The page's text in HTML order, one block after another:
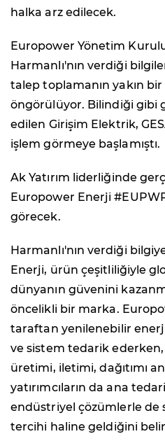
halka arz edilecek.
Europower Yönetim
Harmanlı'nın verdiği
talep toplamanın yakın
öngörülüyor. Bilindiği gibi
edilen Girişim Elektrik,
işlem görmeye başlamıştı.
Ak Yatırım liderliğinde
Europower Enerji
görecek.
Harmanlı'nın verdiği
Enerji, ürün çeşitliliğiyle
dünyanın güvenini
öncelikli bir marka.
taraftan yenilenebilir
ve sistem tedarik
üretimi, iletimi, dağıtımı
yatırımcıların da ana
endüstriyel çözümlerle de
tercihi haline geldiğini